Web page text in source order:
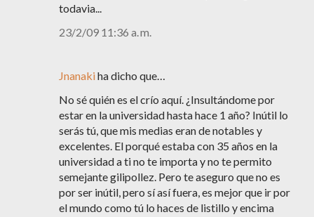
todavia...
23/2/09 11:36 a. m.
Jnanakiha dicho que…
No sé quién es el crío aquí. ¿Insultándome por
estar en la universidad hasta hace 1 año? Inútil lo
serás tú, que mis medias eran de notables y
excelentes. El porqué estaba con 35 años en la
universidad a ti no te importa y no te permito
semejante gilipollez. Pero te aseguro que no es
por ser inútil, pero sí así fuera, es mejor que ir por
el mundo como tú lo haces de listillo y encima